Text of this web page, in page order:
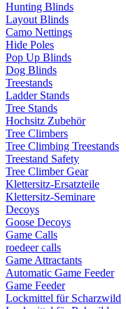
Hunting Blinds
Layout Blinds
Camo Nettings
Hide Poles
Pop Up Blinds
Dog Blinds
Treestands
Ladder Stands
Tree Stands
Hochsitz Zubehör
Tree Climbers
Tree Climbing Treestands
Treestand Safety
Tree Climber Gear
Klettersitz-Ersatzteile
Klettersitz-Seminare
Decoys
Goose Decoys
Game Calls
roedeer calls
Game Attractants
Automatic Game Feeder
Game Feeder
Lockmittel für Scharzwild